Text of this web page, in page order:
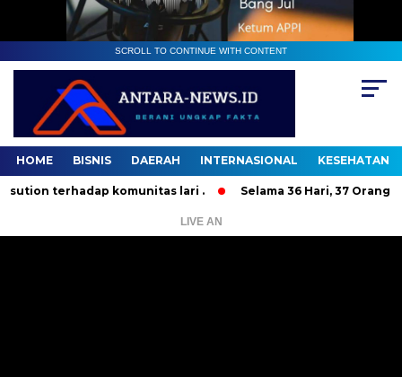
SCROLL TO CONTINUE WITH CONTENT
HOME BISNIS DAERAH INTERNASIONAL KESEHATAN
terhadap komunitas lari . Selama 36 Hari, 37 Orang
LIVE AN